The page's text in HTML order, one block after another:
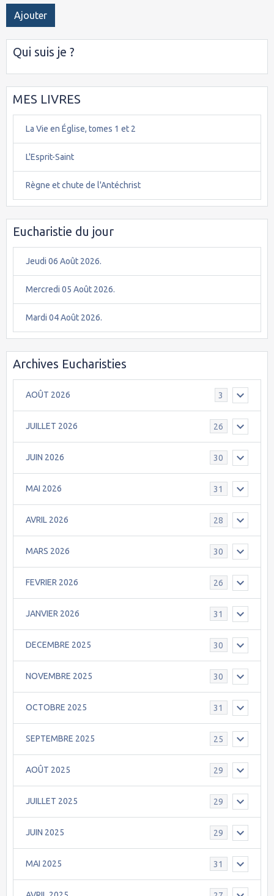
Ajouter
Qui suis je ?
MES LIVRES
La Vie en Église, tomes 1 et 2
L'Esprit-Saint
Règne et chute de l'Antéchrist
Eucharistie du jour
Jeudi 06 Août 2026.
Mercredi 05 Août 2026.
Mardi 04 Août 2026.
Archives Eucharisties
AOÛT 2026 3
JUILLET 2026 26
JUIN 2026 30
MAI 2026 31
AVRIL 2026 28
MARS 2026 30
FEVRIER 2026 26
JANVIER 2026 31
DECEMBRE 2025 30
NOVEMBRE 2025 30
OCTOBRE 2025 31
SEPTEMBRE 2025 25
AOÛT 2025 29
JUILLET 2025 29
JUIN 2025 29
MAI 2025 31